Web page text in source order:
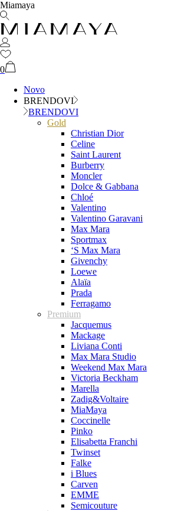
Miamaya
0
Novo
BRENDOVI
BRENDOVI
Gold
Christian Dior
Celine
Saint Laurent
Burberry
Moncler
Dolce & Gabbana
Chloé
Valentino
Valentino Garavani
Max Mara
Sportmax
‘S Max Mara
Givenchy
Loewe
Alaïa
Prada
Ferragamo
Premium
Jacquemus
Mackage
Liviana Conti
Max Mara Studio
Weekend Max Mara
Victoria Beckham
Marella
Zadig&Voltaire
MiaMaya
Coccinelle
Pinko
Elisabetta Franchi
Twinset
Falke
i Blues
Carven
EMME
Semicouture